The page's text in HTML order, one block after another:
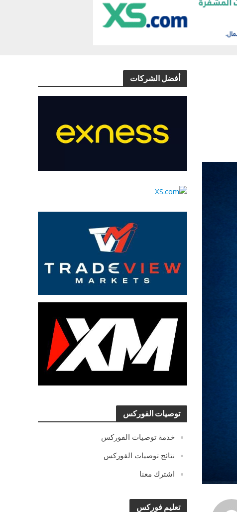
أفضل الشركات
توصيات الفوركس
خدمة توصيات الفوركس
نتائج توصيات الفوركس
اشترك معنا
تعليم فوركس